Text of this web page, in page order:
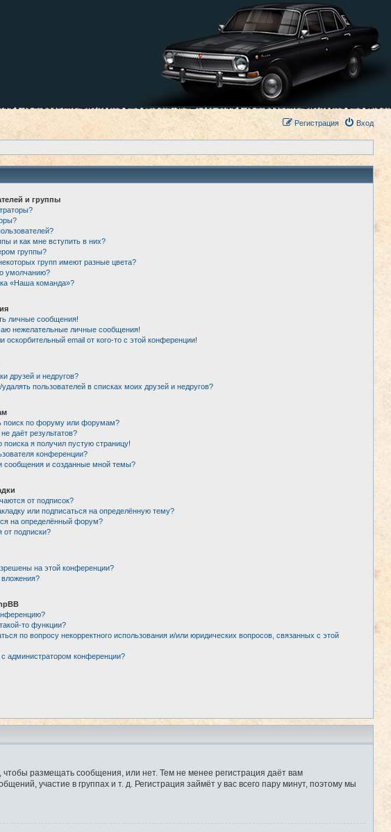
Вход
Регистрация
и группы
и как мне вступить в них?
группы?
групп имеют разные цвета?
умолчанию?
«Наша команда»?
личные сообщения!
нежелательные личные сообщения!
оскорбительный email от кого-то с этой конференции!
друзей и недругов?
пользователей в списках моих друзей и недругов?
поиск по форуму или форумам?
даёт результатов?
поиска я получил пустую страницу!
конференции?
сообщения и созданные мной темы?
от подписок?
или подписаться на определённую тему?
на определённый форум?
от подписки?
на этой конференции?
то функции?
по вопросу некорректного использования и/или юридических вопросов, связанных с этой
с администратором конференции?
размещать сообщения, или нет. Тем не менее регистрация даёт вам
участие в группах и т. д. Регистрация займёт у вас всего пару минут, поэтому мы